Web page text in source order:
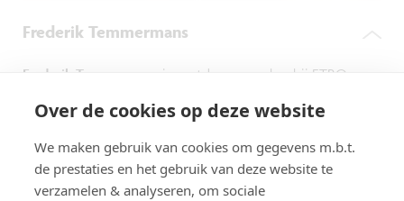
Over de cookies op deze website
We maken gebruik van cookies om gegevens m.b.t.
de prestaties en het gebruik van deze website te
verzamelen & analyseren, om sociale
Frederik Temmermans
Frederik Temmermans
is postdoc researcher bij ETRO, een
waar hij in 2014 zijn doctoraat in de
ingenieurswetenschappen behaalde. Zijn huidig onderzoek
spitst zich toe op beeldverwerking, veelzijdige toegang tot
beeldgegevens, en zoekoperaties op beelden. Frederik as